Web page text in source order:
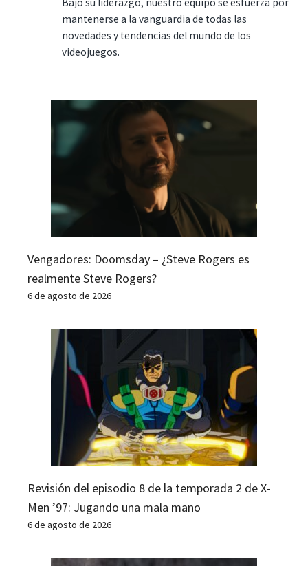
mantenerse a la vanguardia de todas las
novedades y tendencias del mundo de los
videojuegos.
Vengadores: Doomsday – ¿Steve Rogers es
realmente Steve Rogers?
6 de agosto de 2026
Revisión del episodio 8 de la temporada 2 de X-
Men ’97: Jugando una mala mano
6 de agosto de 2026